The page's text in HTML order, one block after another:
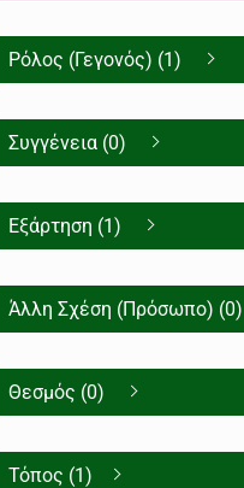
Ρόλος (Γεγονός) (1)
Συγγένεια (0)
Εξάρτηση (1)
Άλλη Σχέση (Πρόσωπο) (0)
Θεσμός (0)
Τόπος (1)